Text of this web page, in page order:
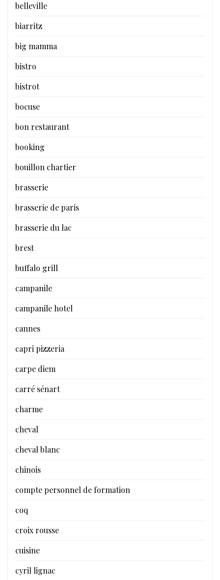
belleville
biarritz
big mamma
bistro
bistrot
bocuse
bon restaurant
booking
bouillon chartier
brasserie
brasserie de paris
brasserie du lac
brest
buffalo grill
campanile
campanile hotel
cannes
capri pizzeria
carpe diem
carré sénart
charme
cheval
cheval blanc
chinois
compte personnel de formation
coq
croix rousse
cuisine
cyril lignac